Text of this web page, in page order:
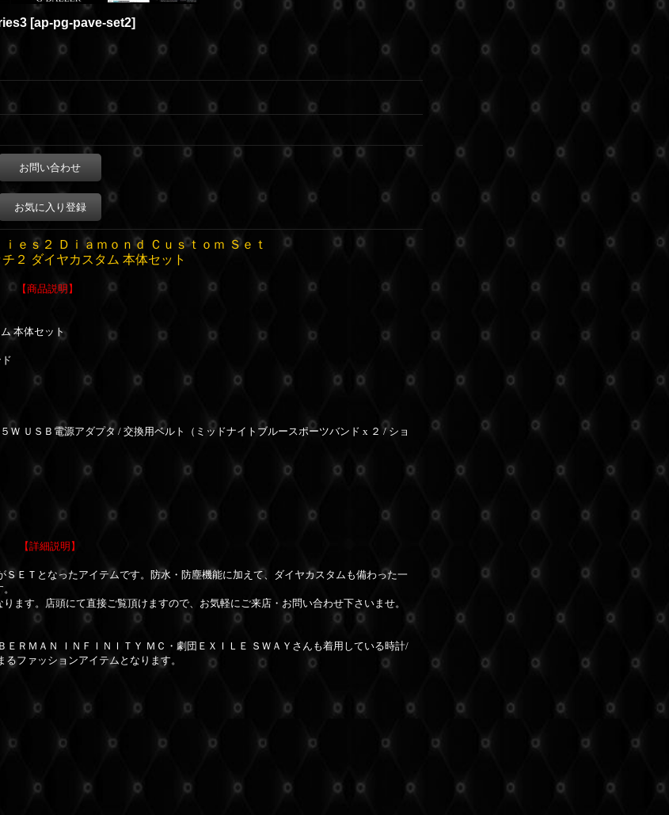
[ap-pg-pave-set2]
お問い合わせ
お気に入り登録
ｅｓ２ Ｄｉａｍｏｎｄ Ｃｕｓｔｏｍ Ｓｅｔ
２ ダイヤカスタム 本体セット
【商品説明】
本体セット
Ｗ ＵＳＢ電源アダプタ / 交換用ベルト（ ミッドナイトブルースポーツバンド x ２ /ショ
【詳細説明】
ＥＴとなったアイテムです。防水・防塵機能に加えて、ダイヤカスタムも備わった一
ます。 店頭にて直接ご覧頂けますので、お気軽にご来店・お問い合わせ下さいませ。
ＲＭＡＮ ＩＮＦＩＮＩＴＹ ＭＣ・劇団ＥＸＩＬＥ ＳＷＡＹさんも着用している時計/
ファッションアイテムとなります。